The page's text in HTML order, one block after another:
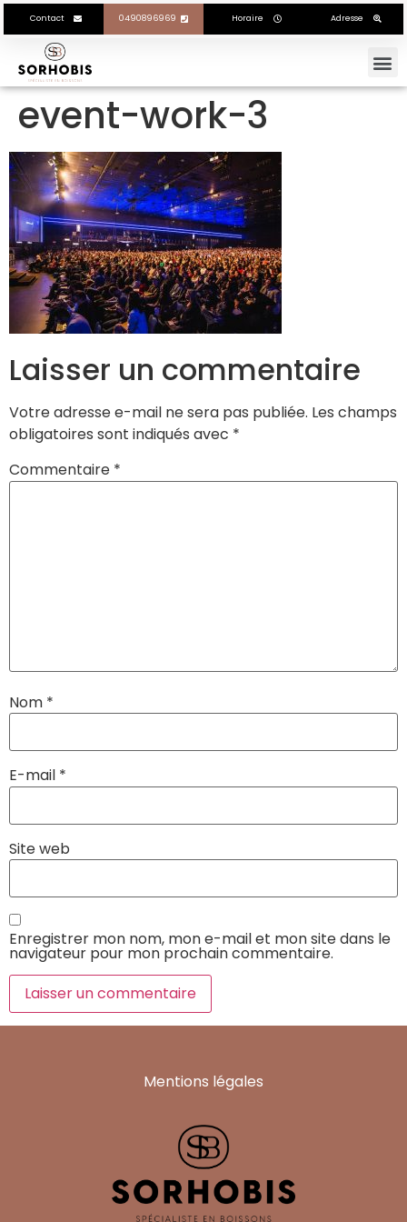
Contact 0490896969 Horaire Adresse
event-work-3
Laisser un commentaire
Votre adresse e-mail ne sera pas publiée. Les champs
obligatoires sont indiqués avec *
Commentaire *
Nom *
E-mail *
Site web
Enregistrer mon nom, mon e-mail et mon site dans le
navigateur pour mon prochain commentaire.
Mentions légales